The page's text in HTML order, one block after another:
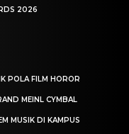
2026
POLA FILM HOROR
MEINL CYMBAL
MUSIK DI KAMPUS